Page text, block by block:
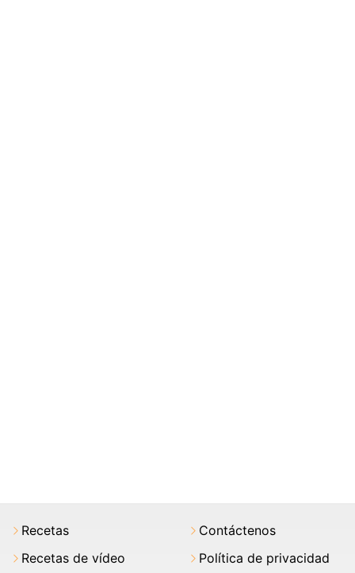
Recetas
Recetas de vídeo
Contáctenos
Política de privacidad